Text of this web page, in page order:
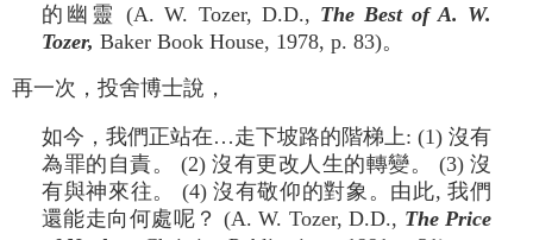
的幽靈 (A. W. Tozer, D.D., The Best of A. W.
Tozer, Baker Book House, 1978, p. 83)。
再一次，投舍博士說，
如今，我們正站在…走下坡路的階梯上: (1) 沒有
為罪的自責。 (2) 沒有更改人生的轉變。 (3) 沒
有與神來往。 (4) 沒有敬仰的對象。由此, 我們
還能走向何處呢？ (A. W. Tozer, D.D., The Price